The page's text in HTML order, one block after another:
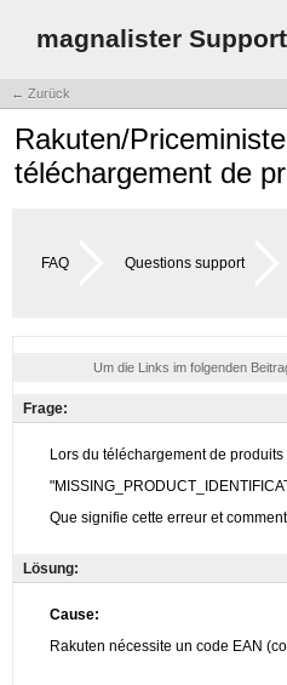
magnalister Support
← Zurück
Rakuten/
téléchargement de
FAQ Questions support
Um die Links im folgenden
Frage:
Lösung: